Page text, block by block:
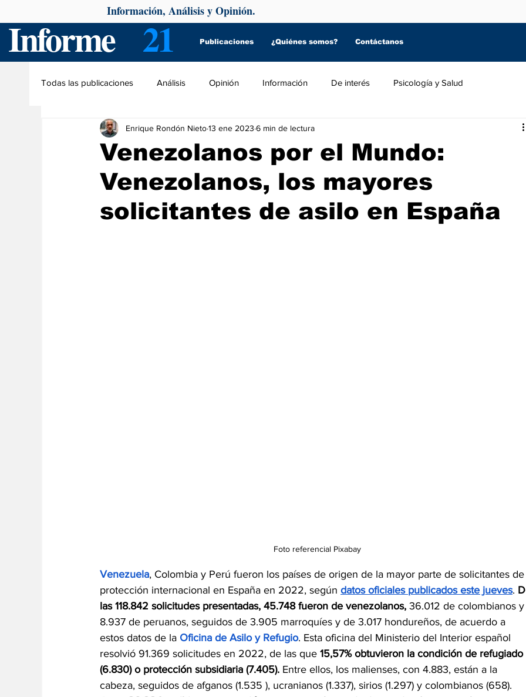
Informe 21 Publicaciones ¿Quiénes somos? Contáctanos
Información, Análisis y Opinión.
Todas las publicaciones Análisis Opinión Información De interés Psicología y Salud
Venezolanos por el Mundo:
Venezolanos, los mayores
solicitantes de asilo en España
Enrique Rondón Nieto13 ene 2023 6 min de lectura
Foto referencial Pixabay
Venezuela, Colombia y Perú fueron los países de origen de la mayor parte de solicitantes
protección internacional en España en 2022, según datos oficiales publicados este jueves.
las 118.842 solicitudes presentadas, 45.748 fueron de venezolanos, 36.012 de colombianos
8.937 de peruanos, seguidos de 3.905 marroquíes y de 3.017 hondureños, de acuerdo a
estos datos de la Oficina de Asilo y Refugio. Esta oficina del Ministerio del Interior español
resolvió 91.369 solicitudes en 2022, de las que 15,57% obtuvieron la condición de refugiado
(6.830) o protección subsidiaria (7.405). Entre ellos, los malienses, con 4.883, están a la
cabeza, seguidos de afganos (1.535 ), ucranianos (1.337), sirios (1.297) y colombianos (658).